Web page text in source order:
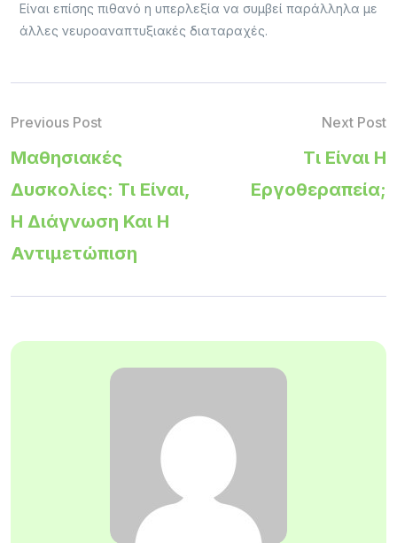
Είναι επίσης πιθανό η υπερλεξία να συμβεί παράλληλα με
άλλες νευροαναπτυξιακές διαταραχές.
Previous Post
Μαθησιακές
Δυσκολίες: Τι Είναι,
Η Διάγνωση Και Η
Αντιμετώπιση
Next Post
Τι Είναι Η
Εργοθεραπεία;